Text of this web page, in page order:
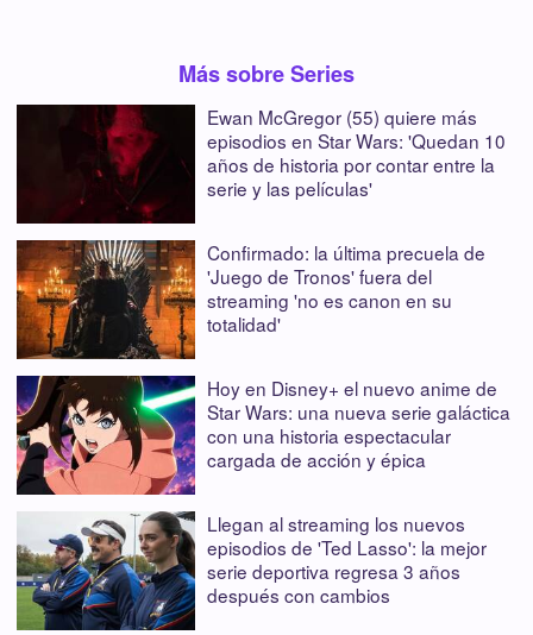
Más sobre Series
Ewan McGregor (55) quiere más
episodios en Star Wars: 'Quedan 10
años de historia por contar entre la
serie y las películas'
Confirmado: la última precuela de
'Juego de Tronos' fuera del
streaming 'no es canon en su
totalidad'
Hoy en Disney+ el nuevo anime de
Star Wars: una nueva serie galáctica
con una historia espectacular
cargada de acción y épica
Llegan al streaming los nuevos
episodios de 'Ted Lasso': la mejor
serie deportiva regresa 3 años
después con cambios